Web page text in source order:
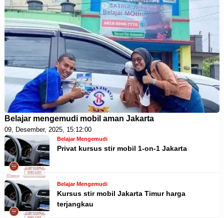
Belajar mengemudi mobil aman Jakarta
09, Desember, 2025, 15:12:00
Belajar Mengemudi
Privat kursus stir mobil 1-on-1 Jakarta
Belajar Mengemudi
Kursus stir mobil Jakarta Timur harga
terjangkau